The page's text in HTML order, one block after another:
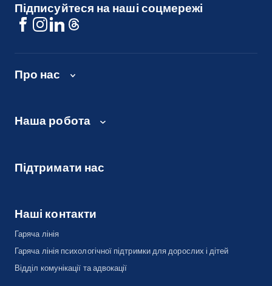
Підписуйтеся на наші соцмережі
Про нас
Наша робота
Підтримати нас
Наші контакти
Гаряча лінія
Гаряча лінія психологічної підтримки для дорослих і дітей
Відділ комунікації та адвокації